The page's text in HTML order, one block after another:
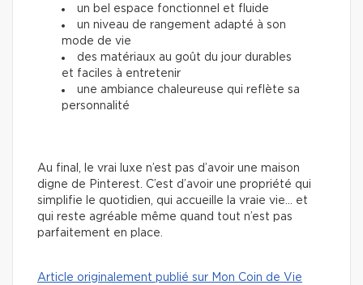
un bel espace fonctionnel et fluide
un niveau de rangement adapté à son
mode de vie
des matériaux au goût du jour durables
et faciles à entretenir
une ambiance chaleureuse qui reflète sa
personnalité
Au final, le vrai luxe n’est pas d’avoir une maison
digne de Pinterest. C’est d’avoir une propriété qui
simplifie le quotidien, qui accueille la vraie vie… et
qui reste agréable même quand tout n’est pas
parfaitement en place.
Article originalement publié sur Mon Coin de Vie